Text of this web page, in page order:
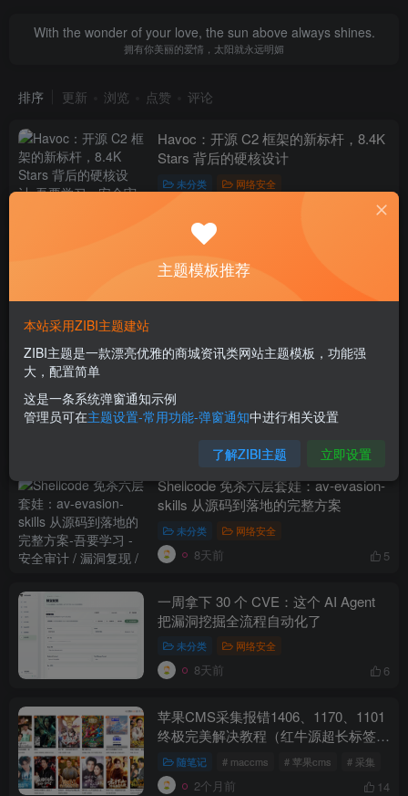
With the wonder of your love, the sun above always shines.
拥有你美丽的爱情，太阳就永远明媚
排序 更新 浏览 点赞 评论
Havoc：开源 C2 框架的新标杆，8.4K
Stars 背后的硬核设计
未分类 网络安全
12
安全平台，把100+工具串成了一条攻
网络安全
源工具直接颠覆传统安全测试
网络安全
Shellcode 免杀六层套娃：av-evasion-
skills 从源码到落地的完整方案
未分类 网络安全
8天前 5
一周拿下 30 个 CVE：这个 AI Agent
把漏洞挖掘全流程自动化了
未分类 网络安全
8天前 6
苹果CMS采集报错1406、1170、1101
终极完美解决教程（红牛源超长标签问
题）随笔记 # maccms # 苹果cms # 采集
2个月前 14
主题模板推荐
本站采用ZIBI主题建站
ZIBI主题是一款漂亮优雅的商城资讯类网站主题模板，功能强
大，配置简单
这是一条系统弹窗通知示例
管理员可在主题设置-常用功能-弹窗通知中进行相关设置
了解ZIBI主题 立即设置